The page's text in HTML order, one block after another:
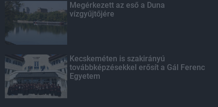
Megérkezett az eső a Duna
vízgyűjtőjére
Kecskeméten is szakirányú
továbbképzésekkel erősít a Gál Ferenc
Egyetem